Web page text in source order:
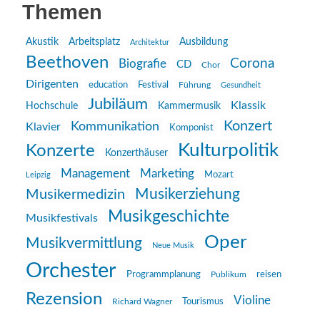
Themen
Akustik Arbeitsplatz Architektur Ausbildung
Beethoven Biografie CD Chor Corona
Dirigenten education Festival Führung Gesundheit
Hochschule Jubiläum Kammermusik
Klassik
Klavier
Kommunikation Komponist Konzert
Konzerte Konzerthäuser Kulturpolitik
Leipzig Management Marketing Mozart
Musikermedizin Musikerziehung
Musikfestivals Musikgeschichte
Musikvermittlung Neue Musik Oper
Orchester Programmplanung Publikum reisen
Rezension Richard Wagner Tourismus Violine